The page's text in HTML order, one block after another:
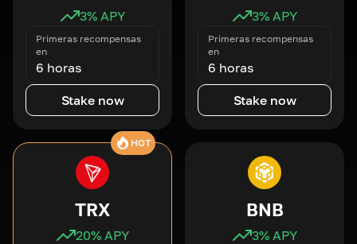
3% APY
Primeras recompensas
en
6 horas
Stake now
3% APY
Primeras recompensas
en
6 horas
Stake now
HOT
TRX
20% APY
BNB
3% APY